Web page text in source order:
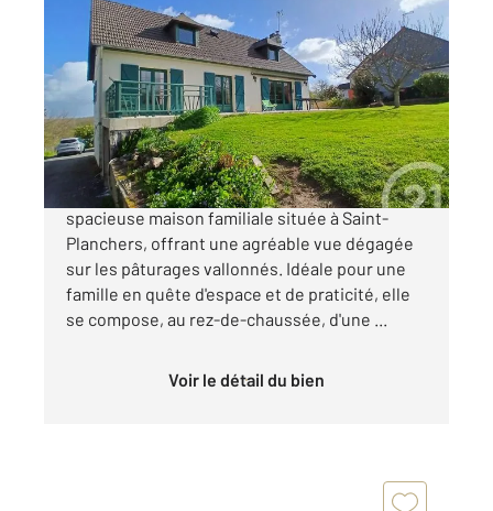
ST PLANCHERS 50
140 m2, 7 pièces
Ref : 45360
Maison à vendre
262 000 €
CENTURY 21 Royer Immo vous propose cette
spacieuse maison familiale située à Saint-
Planchers, offrant une agréable vue dégagée
sur les pâturages vallonnés. Idéale pour une
famille en quête d'espace et de praticité, elle
se compose, au rez-de-chaussée, d'une ...
Voir le détail du bien